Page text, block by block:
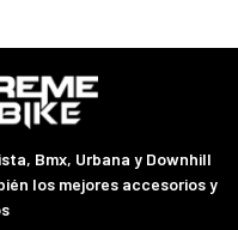
Bmx, Urbana y Downhill
los mejores accesorios y